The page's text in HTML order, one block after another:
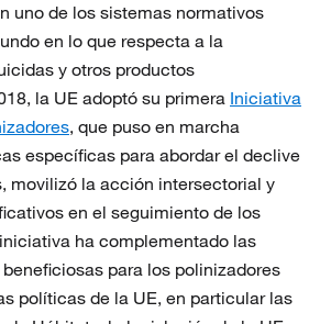
uno de los sistemas normativos
en lo que respecta a la
y otros productos
la UE adoptó su primera Iniciativa
, que puso en marcha
específicas para abordar el declive
movilizó la acción intersectorial y
en el seguimiento de los
ha complementado las
para los polinizadores
políticas de la UE, en particular las